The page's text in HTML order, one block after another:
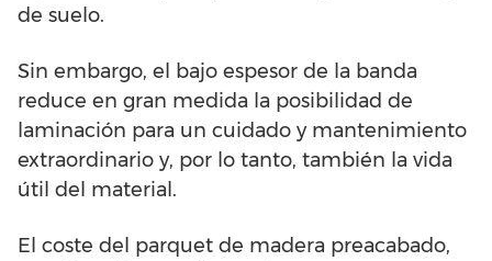
de suelo.
Sin embargo, el bajo espesor de la banda
reduce en gran medida la posibilidad de
laminación para un cuidado y mantenimiento
extraordinario y, por lo tanto, también la vida
útil del material.
El coste del parquet de madera preacabado,